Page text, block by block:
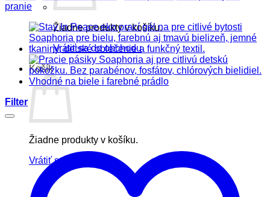
Žiadne produkty v košíku.
Vrátiť sa do obchodu
Košík
Žiadne produkty v košíku.
Vrátiť sa do obchodu
pranie
Filter